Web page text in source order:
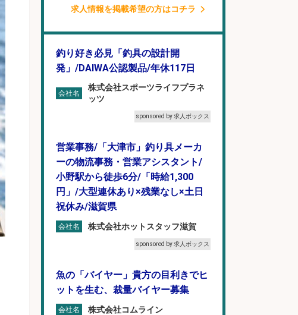
求人情報を掲載希望の方はコチラ
釣り好き必見「釣具の設計開
発」/DAIWA公認製品/年休117日
会社名
株式会社スポーツライフプラネ
ッツ
sponsored by 求人ボックス
営業事務/「大津市」釣り具メーカ
ーの物流事務・営業アシスタント/
小野駅から徒歩6分/「時給1,300
円」/大型連休あり×残業なし×土日
祝休み/滋賀県
会社名 株式会社ホットスタッフ滋賀
sponsored by 求人ボックス
魚の「バイヤー」貴方の目利きでヒ
ットを生む、裁量バイヤー募集
会社名 株式会社コムライン